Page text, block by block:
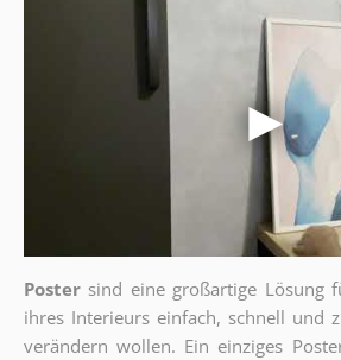
Poster sind eine großartige Lösung
ihres Interieurs einfach, schnell und
verändern wollen. Ein einziges